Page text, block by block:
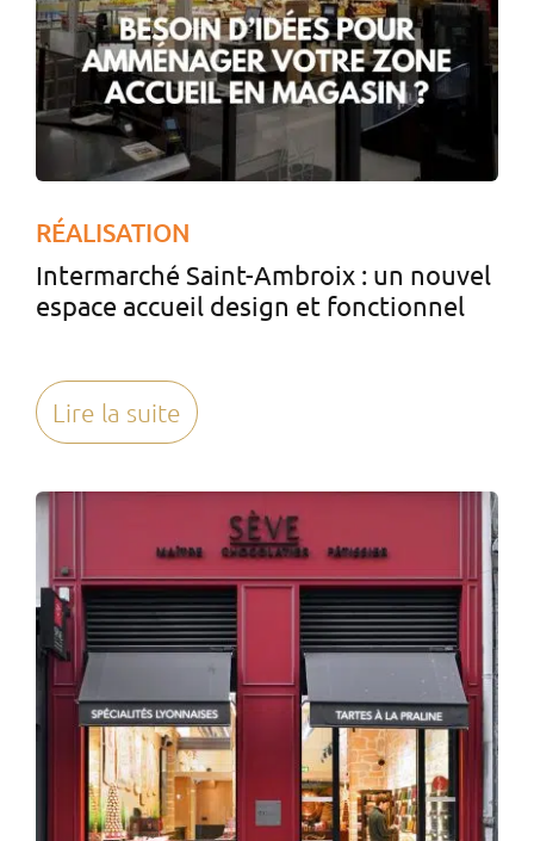
RÉALISATION
Intermarché Saint-Ambroix : un nouvel
espace accueil design et fonctionnel
Lire la suite